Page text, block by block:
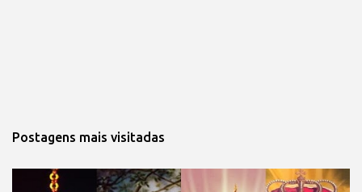
Postagens mais visitadas